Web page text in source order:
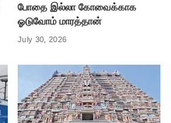
போதை இல்லா கோவைக்காக
ஓடுவோம் மாரத்தான்
July 30, 2026